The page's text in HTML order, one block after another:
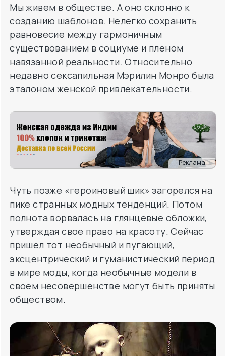
Мы живем в обществе. А оно склонно к
созданию шаблонов. Нелегко сохранить
равновесие между гармоничным
существованием в социуме и пленом
навязанной реальности. Относительно
недавно сексапильная Мэрилин Монро была
эталоном женской привлекательности.
— Реклама —
Чуть позже «героиновый шик» загорелся на
пике странных модных тенденций. Потом
полнота ворвалась на глянцевые обложки,
утверждая свое право на красоту. Сейчас
пришел тот необычный и пугающий,
эксцентрический и гуманистический период
в мире моды, когда необычные модели в
своем несовершенстве могут быть приняты
обществом.